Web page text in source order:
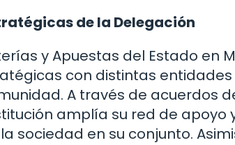
de la Delegación
y Apuestas del Estado en
con distintas
A través de acuerdos
amplía su red de apoyo
sociedad en su conjunto.